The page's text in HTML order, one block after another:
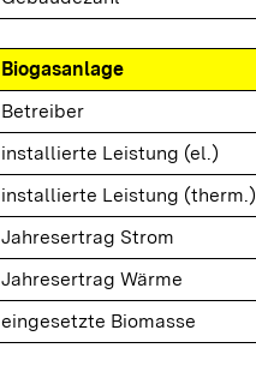
Biogasanlage
Betreiber
installierte Leistung (el.)
installierte Leistung (therm.)
Jahresertrag Strom
Jahresertrag Wärme
eingesetzte Biomasse